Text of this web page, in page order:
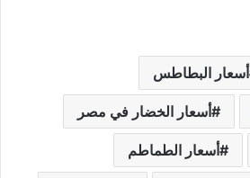
أسعار البطاطس
أسعار الخضار في مصر
أسعار الطماطم